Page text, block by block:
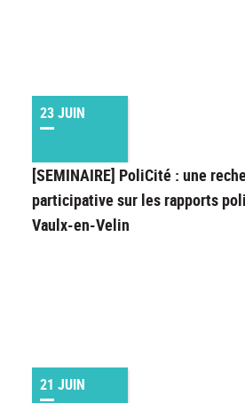
23 JUIN
[SEMINAIRE] PoliCité : une
participative sur les rapports
Vaulx-en-Velin
21 JUIN